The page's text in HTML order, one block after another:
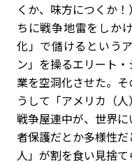
くか、味方につくか
ちに戦争地雷をしか
化」で儲けるという
ン」を操るエリート
業を空洞化させた。
うして「アメリカ（
戦争屋連中が、世界
者保護だとか多様性
人」が割を食い見捨て